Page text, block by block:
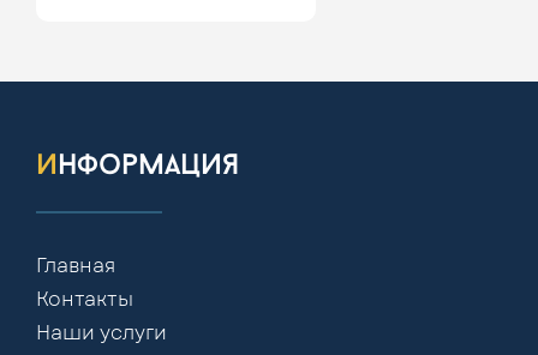
информация
Главная
Контакты
Наши услуги